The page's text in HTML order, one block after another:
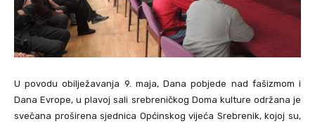
U povodu obilježavanja 9. maja, Dana pobjede nad fašizmom i
Dana Evrope, u plavoj sali srebreničkog Doma kulture održana je
svečana proširena sjednica Općinskog vijeća Srebrenik, kojoj su,